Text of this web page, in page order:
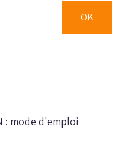
OK
: mode d'emploi